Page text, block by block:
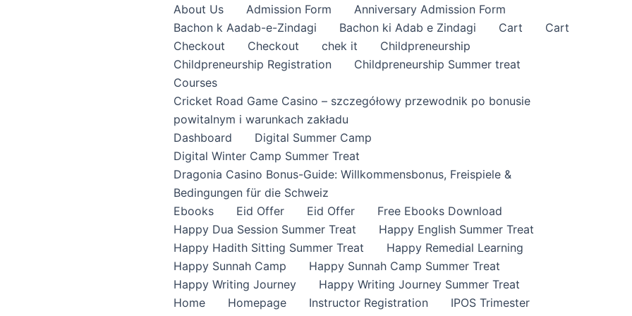
About Us Admission Form
Anniversary Admission Form
Bachon k Aadab-e-Zindagi
Bachon ki Adab e Zindagi Cart
Cart
Checkout
Checkout chek it
Childpreneurship
Childpreneurship Registration
Childpreneurship Summer treat
Courses
Cricket Road Game Casino – szczegółowy przewodnik po bonusie
powitalnym i warunkach zakładu
Dashboard
Digital Summer Camp
Digital Winter Camp Summer Treat
Dragonia Casino Bonus-Guide: Willkommensbonus, Freispiele &
Bedingungen für die Schweiz
Ebooks
Eid Offer Eid Offer
Free Ebooks Download
Happy Dua Session Summer Treat
Happy English Summer Treat
Happy Hadith Sitting Summer Treat
Happy Remedial Learning
Happy Sunnah Camp
Happy Sunnah Camp Summer Treat
Happy Writing Journey
Happy Writing Journey Summer Treat
Home
Homepage Instructor Registration
IPOS Trimester